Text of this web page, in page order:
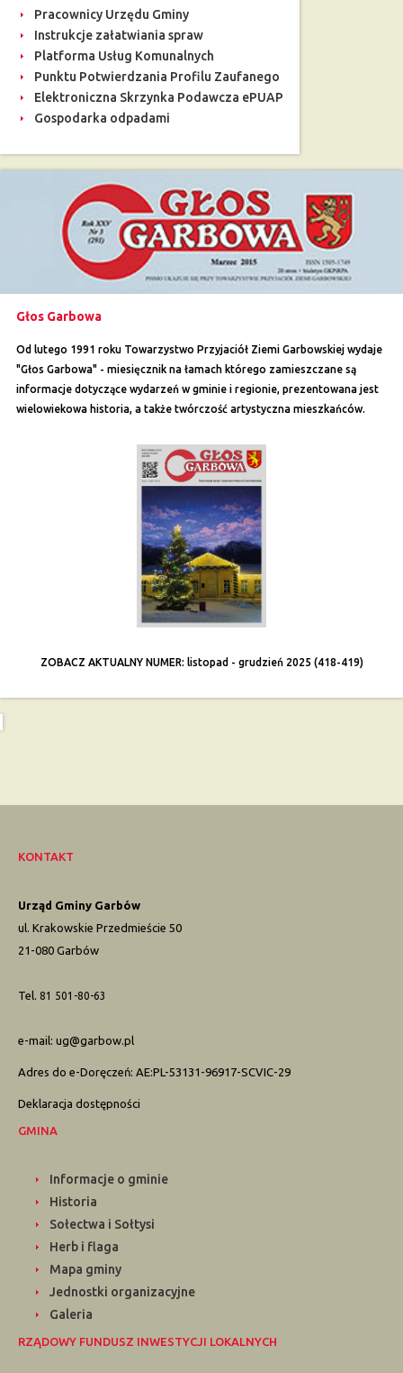
Pracownicy Urzędu Gminy
Instrukcje załatwiania spraw
Platforma Usług Komunalnych
Punktu Potwierdzania Profilu Zaufanego
Elektroniczna Skrzynka Podawcza ePUAP
Gospodarka odpadami
Głos Garbowa
Od lutego 1991 roku Towarzystwo Przyjaciół Ziemi Garbowskiej wydaje
"Głos Garbowa" - miesięcznik na łamach którego zamieszczane są
informacje dotyczące wydarzeń w gminie i regionie, prezentowana jest
wielowiekowa historia, a także twórczość artystyczna mieszkańców.
ZOBACZ AKTUALNY NUMER: listopad - grudzień 2025 (418-419)
KONTAKT
Urząd Gminy Garbów
ul. Krakowskie Przedmieście 50
21-080 Garbów
Tel. 81 501-80-63
e-mail: ug@garbow.pl
Adres do e-Doręczeń: AE:PL-53131-96917-SCVIC-29
Deklaracja dostępności
GMINA
Informacje o gminie
Historia
Sołectwa i Sołtysi
Herb i flaga
Mapa gminy
Jednostki organizacyjne
Galeria
RZĄDOWY FUNDUSZ INWESTYCJI LOKALNYCH